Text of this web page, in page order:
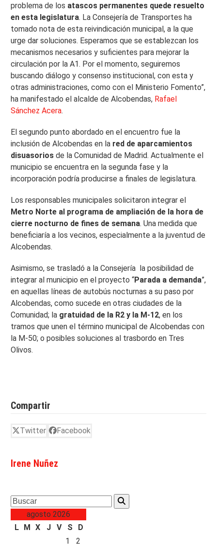
problema de los atascos permanentes quede resuelto
en esta legislatura. La Consejería de Transportes ha
tomado nota de esta reivindicación municipal, a la que
urge dar soluciones. Esperamos que se establezcan los
mecanismos necesarios y suficientes para mejorar la
circulación por la A1. Por el momento, seguiremos
buscando diálogo y consenso institucional, con esta y
otras administraciones, como con el Ministerio Fomento”,
ha manifestado el alcalde de Alcobendas, Rafael
Sánchez Acera.
El segundo punto abordado en el encuentro fue la
inclusión de Alcobendas en la red de aparcamientos
disuasorios de la Comunidad de Madrid. Actualmente el
municipio se encuentra en la segunda fase y la
incorporación podría producirse a finales de legislatura.
Los responsables municipales solicitaron integrar el
Metro Norte al programa de ampliación de la hora de
cierre nocturno de fines de semana. Una medida que
beneficiaría a los vecinos, especialmente a la juventud de
Alcobendas.
Asimismo, se trasladó a la Consejería la posibilidad de
integrar al municipio en el proyecto “Parada a demanda”,
en aquellas líneas de autobús nocturnas a su paso por
Alcobendas, como sucede en otras ciudades de la
Comunidad; la gratuidad de la R2 y la M-12, en los
tramos que unen el término municipal de Alcobendas con
la M-50; o posibles soluciones al trasbordo en Tres
Olivos.
Compartir
Twitter Facebook
Irene Nuñez
Search
agosto 2026
L M X J V S
D
1
2